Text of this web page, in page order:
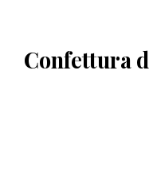
Confettura